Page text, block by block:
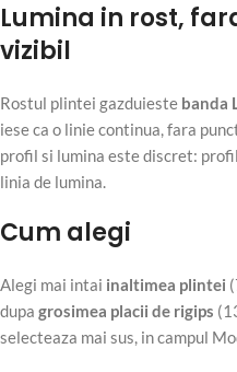
Lumina in rost,
vizibil
Rostul plintei gazduieste banda
iese ca o linie continua, fara
profil si lumina este discret:
linia de lumina.
Cum alegi
Alegi mai intai inaltimea plintei
dupa grosimea placii de rigips
selecteaza mai sus, in campul